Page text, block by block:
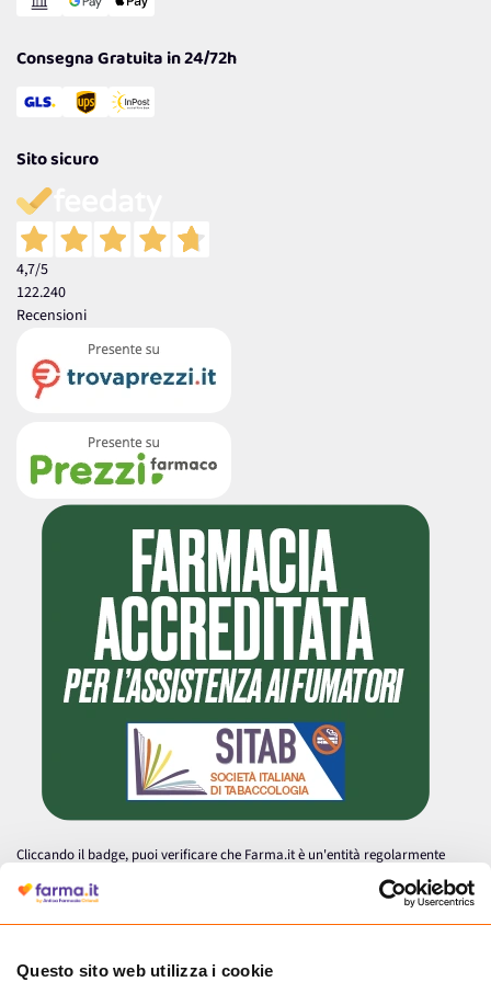
Questo sito web utilizza i cookie
Consegna Gratuita in 24/72h
Sito sicuro
4,7/5
122.240
Recensioni
Cliccando il badge, puoi verificare che Farma.it è un'entità regolarmente
autorizzata dal Ministero della Salute a effettuare la vendita online di
medicinali.